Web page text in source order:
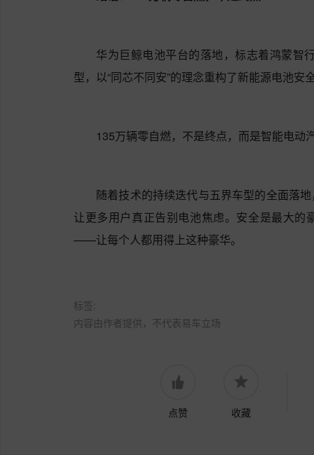
结语：135万辆零自燃，不是终点
华为巨鲸电池平台的落地，标志着鸿蒙智
135万辆零自燃，不是终点，而是智能电动
让更多用户真正告别电池焦虑。安全是最大
——让每个人都用得上这种豪华。